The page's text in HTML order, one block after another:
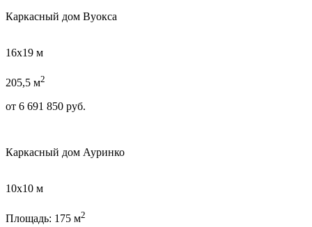
Каркасный дом Вуокса
16х19 м
205,5 м2
от 6 691 850 руб.
Каркасный дом Ауринко
10х10 м
Площадь: 175 м2